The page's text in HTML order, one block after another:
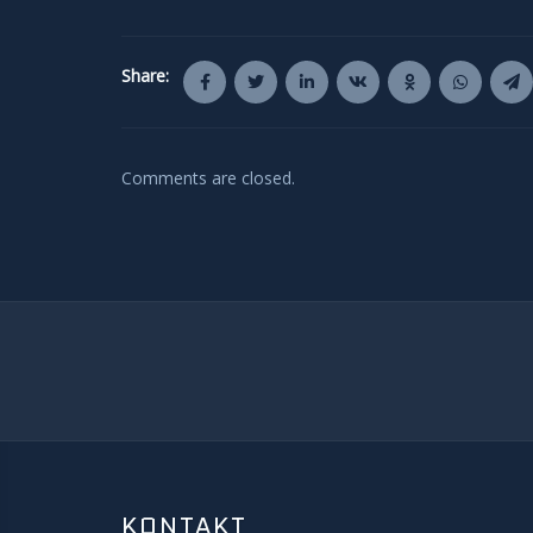
Share:
Comments are closed.
KONTAKT